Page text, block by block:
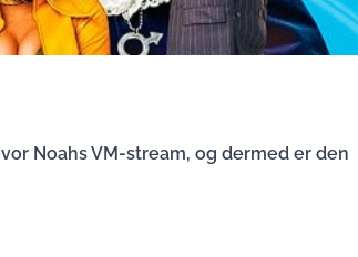
Noahs VM-stream, og dermed er den